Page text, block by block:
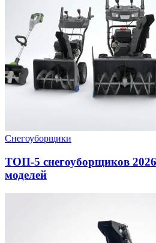
Снегоуборщики
ТОП-5 снегоуборщиков
моделей